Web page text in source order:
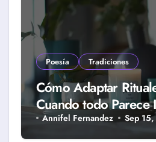
Poesía Tradiciones
Cómo Adaptar
Cuando todo Parece
Annifel Fernandez Sep